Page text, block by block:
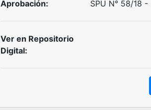
Aprobación: SPU N° 58/18
Ver en Repositorio
Digital: